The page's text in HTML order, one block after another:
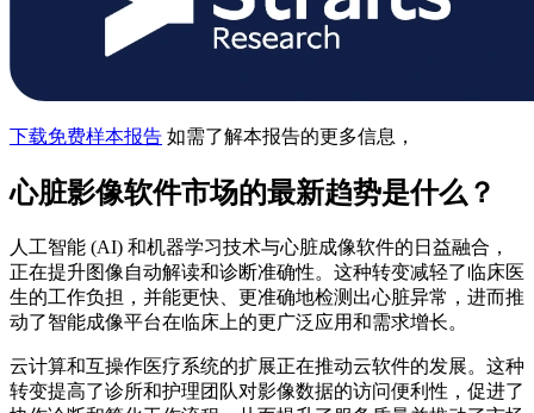
下载免费样本报告 如需了解本报告的更多信息，
心脏影像软件市场的最新趋势是什么？
人工智能 (AI) 和机器学习技术与心脏成像软件的日益融合，
正在提升图像自动解读和诊断准确性。这种转变减轻了临床医
生的工作负担，并能更快、更准确地检测出心脏异常，进而推
动了智能成像平台在临床上的更广泛应用和需求增长。
云计算和互操作医疗系统的扩展正在推动云软件的发展。这种
转变提高了诊所和护理团队对影像数据的访问便利性，促进了